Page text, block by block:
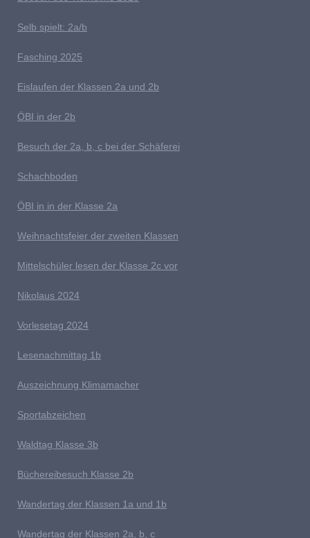
Selb spielt: 2a/b
Fasching 2025
Eislaufen der Klassen 2a und 2b
ÖBI in der 2b
Besuch der 2a, b, c bei der Schäferei
Schachboden
ÖBI in in der Klasse 2a
Weihnachtsfeier der zweiten Klassen
Mittelschüler lesen der Klasse 2c vor
Nikolaus 2024
Vorlesetag 2024
Lesenachmittag 1b
Auszeichnung Klimamacher
Sportabzeichen
Waldtag Klasse 3b
Büchereibesuch Klasse 2b
Wandertag der Klassen 1a und 1b
Wandertag der Klassen 2a, b, c